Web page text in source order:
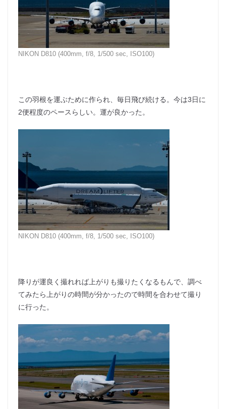
NIKON D810 (400mm, f/8, 1/500 sec, ISO100)
この羽根を運ぶために作られ、毎日飛び続ける。今は3日に
2便程度のペースらしい。運が良かった。
NIKON D810 (400mm, f/8, 1/500 sec, ISO100)
降りが運良く撮れれば上がりも撮りたくなるもんで、調べ
てみたら上がりの時間が分かったので時間を合わせて撮り
に行った。